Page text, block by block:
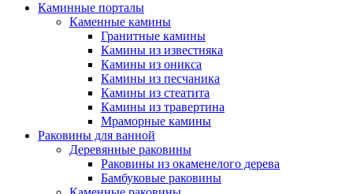
Каминные порталы
Каменные камины
Гранитные камины
Камины из известняка
Камины из оникса
Камины из песчаника
Камины из стеатита
Камины из травертина
Мраморные камины
Раковины для ванной
Деревянные раковины
Раковины из окаменелого дерева
Бамбуковые раковины